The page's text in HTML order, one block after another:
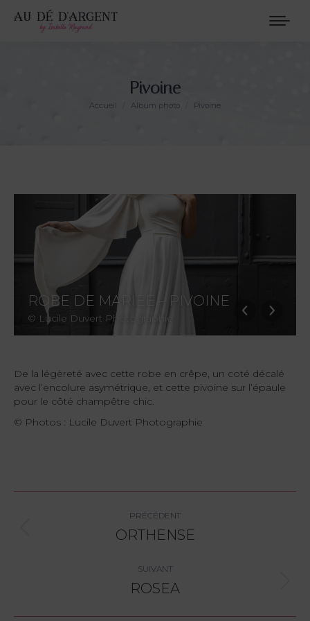
Pivoine
Vous êtes ici :
Accueil Album photo Pivoine
ROBE DE MARIÉE – PIVOINE
© Lucile Duvert Photographie
De la légèreté avec cette robe en crêpe, un coté décalé
avec l’encolure asymétrique, et cette pivoine sur l’épaule
pour le côté champêtre chic.
© Photos : Lucile Duvert Photographie
PRÉCÉDENT
Album
ORTHENSE
SUIVANT
Album
:
ROSEA